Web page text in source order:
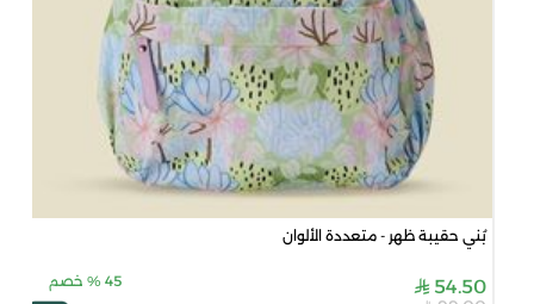
بُني حقيبة ظهر - متعددة الألوان
54.50
45
% خصم